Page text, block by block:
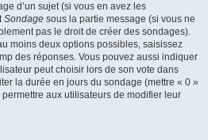
d’un sujet (si vous en avez les
Sondage sous la partie message (si vous ne
pas le droit de créer des sondages).
moins deux options possibles, saisissez
des réponses. Vous pouvez aussi indiquer
peut choisir lors de son vote dans
la durée en jours du sondage (mettre « 0 »
aux utilisateurs de modifier leur